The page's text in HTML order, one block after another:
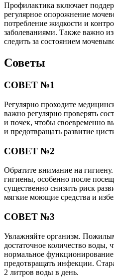
Профилактика включает
регулярное опорожнение
потребление жидкости и
заболеваниями. Также важно
следить за состоянием
Советы
СОВЕТ №1
Регулярно проходите
важно регулярно проверять
и почек, чтобы своевременно
и предотвращать развитие
СОВЕТ №2
Обратите внимание на
гигиены, особенно после
существенно снизить риск
мягкие моющие средства и
СОВЕТ №3
Увлажняйте организм.
достаточное количество воды,
нормальное
предотвращать инфекции.
2 литров воды в день.